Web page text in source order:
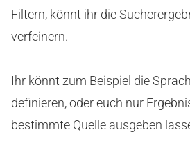
Filtern, könnt ihr die
verfeinern.
Ihr könnt zum Beispiel die
definieren, oder euch nur
bestimmte Quelle ausgeben